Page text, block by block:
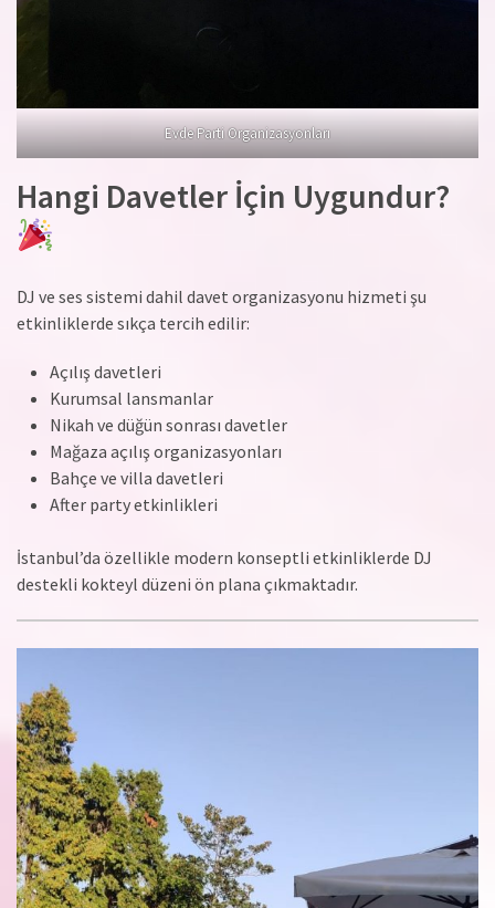
Evde Parti Organizasyonları
Hangi Davetler İçin Uygundur?
DJ ve ses sistemi dahil davet organizasyonu hizmeti şu
etkinliklerde sıkça tercih edilir:
Açılış davetleri
Kurumsal lansmanlar
Nikah ve düğün sonrası davetler
Mağaza açılış organizasyonları
Bahçe ve villa davetleri
After party etkinlikleri
İstanbul’da özellikle modern konseptli etkinliklerde DJ
destekli kokteyl düzeni ön plana çıkmaktadır.